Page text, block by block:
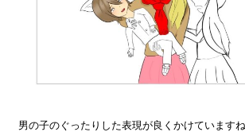
男の子のぐったりした表現が良くかけていますね